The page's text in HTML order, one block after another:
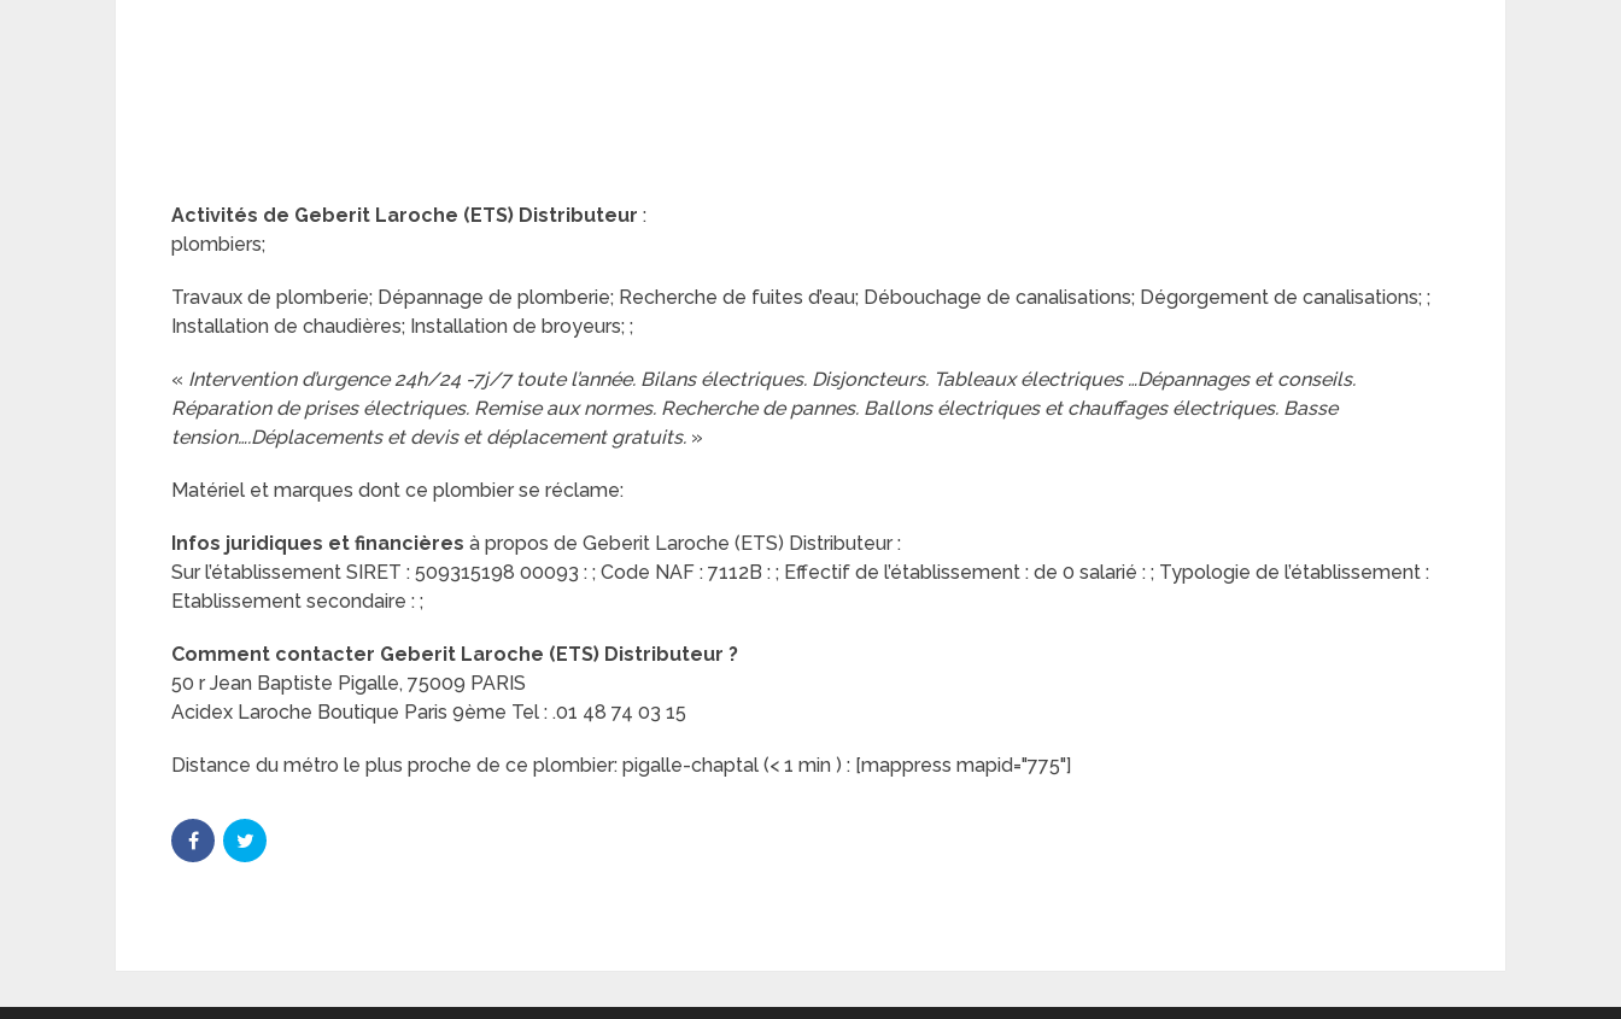
Activités de Geberit Laroche (ETS) Distributeur :
plombiers;
Travaux de plomberie; Dépannage de plomberie; Recherche de fuites d’eau; Débouchage de canalisations; Dégorgement de canalisations; ;
Installation de chaudières; Installation de broyeurs; ;
« Intervention d’urgence 24h/24 -7j/7 toute l’année. Bilans électriques. Disjoncteurs. Tableaux électriques …Dépannages et conseils.
Réparation de prises électriques. Remise aux normes. Recherche de pannes. Ballons électriques et chauffages électriques. Basse
tension….Déplacements et devis et déplacement gratuits. »
Matériel et marques dont ce plombier se réclame:
Infos juridiques et financières à propos de Geberit Laroche (ETS) Distributeur :
Sur l’établissement SIRET : 509315198 00093 : ; Code NAF : 7112B : ; Effectif de l’établissement : de 0 salarié : ; Typologie de l’établissement :
Etablissement secondaire : ;
Comment contacter Geberit Laroche (ETS) Distributeur ?
50 r Jean Baptiste Pigalle, 75009 PARIS
Acidex Laroche Boutique Paris 9ème Tel : .01 48 74 03 15
Distance du métro le plus proche de ce plombier: pigalle-chaptal (< 1 min ) : [mappress mapid="775"]